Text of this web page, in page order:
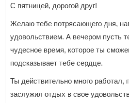
С пятницей, дорогой друг!
Желаю тебе потрясающего дня,
удовольствием. А вечером пусть
чудесное время, которое ты
подсказывает тебе сердце.
Ты действительно много работал,
заслужил отдых в свое